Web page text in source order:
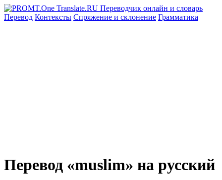
Перевод Контексты Спряжение и склонение Грамматика
Перевод «muslim» на русский